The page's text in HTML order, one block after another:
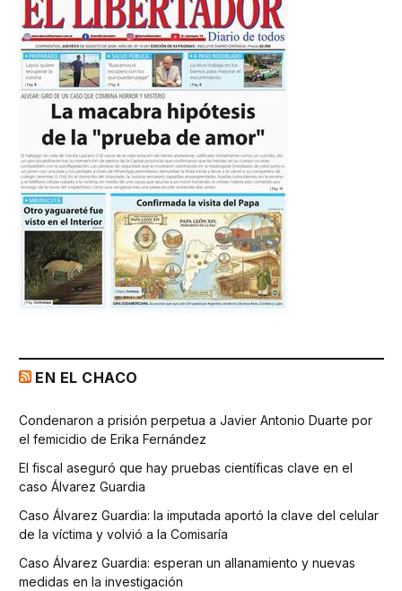
EN EL CHACO
Condenaron a prisión perpetua a Javier Antonio Duarte por
el femicidio de Erika Fernández
El fiscal aseguró que hay pruebas científicas clave en el
caso Álvarez Guardia
Caso Álvarez Guardia: la imputada aportó la clave del celular
de la víctima y volvió a la Comisaría
Caso Álvarez Guardia: esperan un allanamiento y nuevas
medidas en la investigación